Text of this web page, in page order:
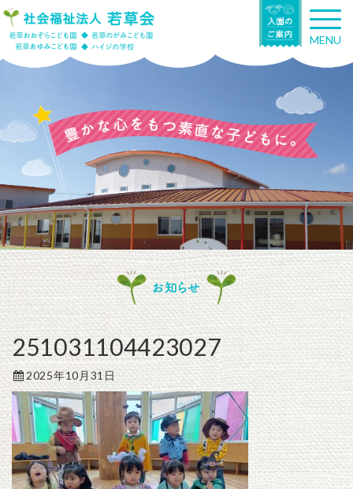
T
o
g
n
g
a
t
n
MENU
お知らせ
251031104423027
2025年10月31日